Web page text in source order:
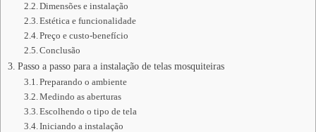
Dimensões e instalação
Estética e funcionalidade
Preço e custo-benefício
Conclusão
Passo a passo para a instalação de telas mosquiteiras
Preparando o ambiente
Medindo as aberturas
Escolhendo o tipo de tela
Iniciando a instalação